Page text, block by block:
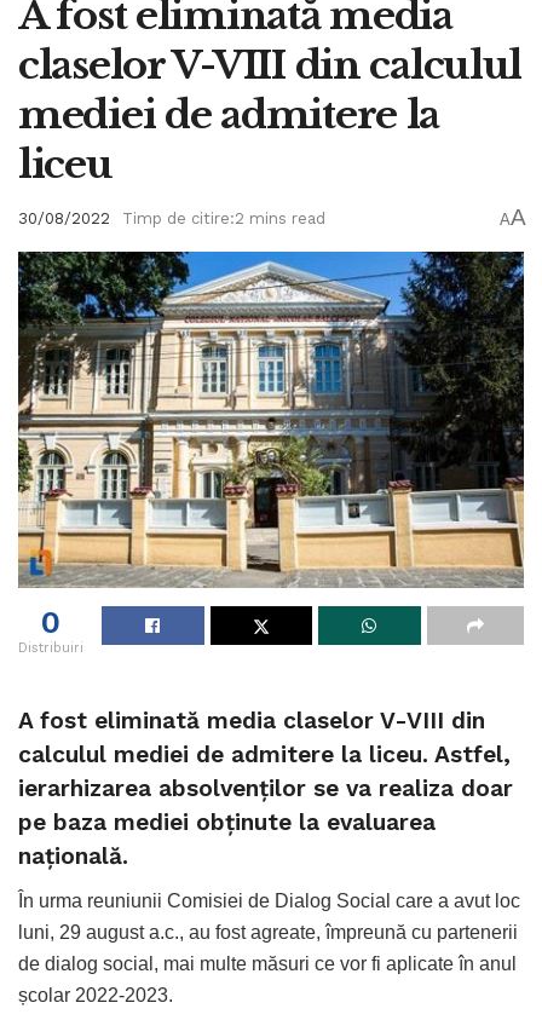
A fost eliminată media
claselor V-VIII din calculul
mediei de admitere la
liceu
30/08/2022 Timp de citire:2 mins read AA
0
Distribuiri
A fost eliminată media claselor V-VIII din
calculul mediei de admitere la liceu. Astfel,
ierarhizarea absolvenților se va realiza doar
pe baza mediei obținute la evaluarea
națională.
În urma reuniunii Comisiei de Dialog Social care a avut loc
luni, 29 august a.c., au fost agreate, împreună cu partenerii
de dialog social, mai multe măsuri ce vor fi aplicate în anul
școlar 2022-2023.